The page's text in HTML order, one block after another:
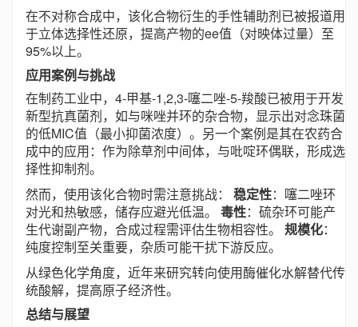
在不对称合成中，该化合物衍生的手性辅助剂已被报道用
于立体选择性还原，提高产物的ee值（对映体过量）至
95%以上。
应用案例与挑战
在制药工业中，4-甲基-1,2,3-噻二唑-5-羧酸已被用于开发
新型抗真菌剂，如与咪唑并环的杂合物，显示出对念珠菌
的低MIC值（最小抑菌浓度）。另一个案例是其在农药合
成中的应用：作为除草剂中间体，与吡啶环偶联，形成选
择性抑制剂。
然而，使用该化合物时需注意挑战： 稳定性：噻二唑环
对光和热敏感，储存应避光低温。 毒性：硫杂环可能产
生代谢副产物，合成过程需评估生物相容性。 规模化：
纯度控制至关重要，杂质可能干扰下游反应。
从绿色化学角度，近年来研究转向使用酶催化水解替代传
统酸解，提高原子经济性。
总结与展望